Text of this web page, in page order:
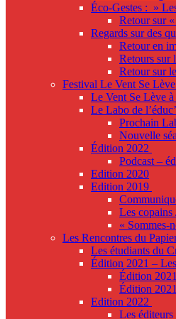
Éco-Gestes : »
Retour sur «
Regards sur des
Retour en
Retours sur
Retour sur
Festival Le Vent Se
Le Vent Se Lève
Le Labo de
Prochain
Nouvelle
Édition 2022
Podcast –
Edition 2020
Edition 2019
Les copains
« Sommes-
Les Rencontres du
Les étudiants du
Édition 2021 –
Édition
Édition
Edition 2022
Les